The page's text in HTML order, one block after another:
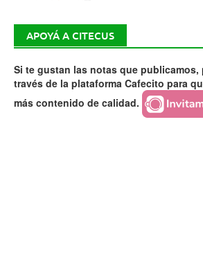
APOYÁ A CITECUS
Si te gustan las notas que publicamos,
través de la plataforma Cafecito para
más contenido de calidad.